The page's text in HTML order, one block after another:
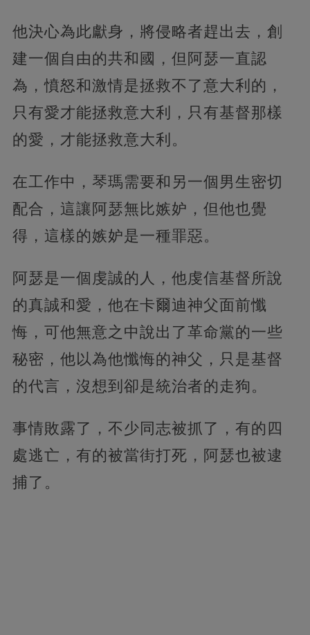
他決心為此獻身，將侵略者趕出去，創
建一個自由的共和國，但阿瑟一直認
為，憤怒和激情是拯救不了意大利的，
只有愛才能拯救意大利，只有基督那樣
的愛，才能拯救意大利。
在工作中，琴瑪需要和另一個男生密切
配合，這讓阿瑟無比嫉妒，但他也覺
得，這樣的嫉妒是一種罪惡。
阿瑟是一個虔誠的人，他虔信基督所說
的真誠和愛，他在卡爾迪神父面前懺
悔，可他無意之中說出了革命黨的一些
秘密，他以為他懺悔的神父，只是基督
的代言，沒想到卻是統治者的走狗。
事情敗露了，不少同志被抓了，有的四
處逃亡，有的被當街打死，阿瑟也被逮
捕了。